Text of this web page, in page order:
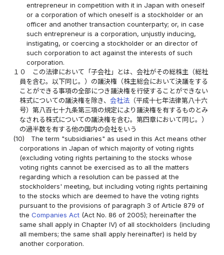
entrepreneur in competition with it in Japan with oneself
or a corporation of which oneself is a stockholder or an
officer and another transaction counterparty; or, in case
such entrepreneur is a corporation, unjustly inducing,
instigating, or coercing a stockholder or an director of
such corporation to act against the interests of such
corporation.
１０
この法律において「子会社」とは、会社がその総株主（総社
員を含む。以下同じ。）の議決権（株主総会において決議をする
ことができる事項の全部につき議決権を行使することができない
株式についての議決権を除き、会社法 （平成十七年法律第八十六
号）第八百七十九条第三項の規定により議決権を有するものとみ
なされる株式についての議決権を含む。第四章において同じ。）
の過半数を有する他の国内の会社をいう
(10)
The term "subsidiaries" as used in this Act means other
corporations in Japan of which majority of voting rights
(excluding voting rights pertaining to the stocks whose
voting rights cannot be exercised as to all the matters
regarding which a resolution can be passed at the
stockholders' meeting, but including voting rights pertaining
to the stocks which are deemed to have the voting rights
pursuant to the provisions of paragraph 3 of Article 879 of
theCompanies Act (Act No. 86 of 2005); hereinafter the
same shall apply in Chapter IV) of all stockholders (including
all members; the same shall apply hereinafter) is held by
another corporation.